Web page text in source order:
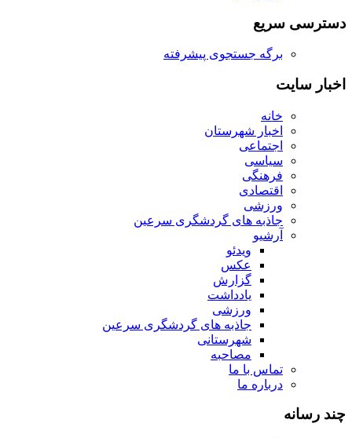
دسترسی سریع
برگه جستجوی پیشرفته
اخبار سایت
خانه
اخبار شهرستان
اجتماعی
سیاسی
فرهنگی
اقتصادی
ورزشی
جاذبه های گردشگری سرعین
آرشیو
ویدئو
عکس
گزارش
یادداشت
ورزشی
جاذبه های گردشگری سرعین
شهرستانی
مصاحبه
تماس با ما
درباره ما
چند رسانه